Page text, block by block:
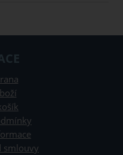
smlouvy